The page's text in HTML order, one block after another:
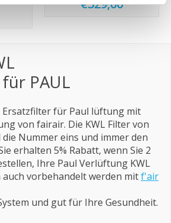
€329,00
für PAUL
Ersatzfilter für Paul lüftung mit
von fairair. Die KWL Filter von
Nummer eins und immer den
erhalten 5% Rabatt, wenn Sie 2
Ihre Paul Verlüftung KWL
vorbehandelt werden mitf'air
und gut für Ihre Gesundheit.